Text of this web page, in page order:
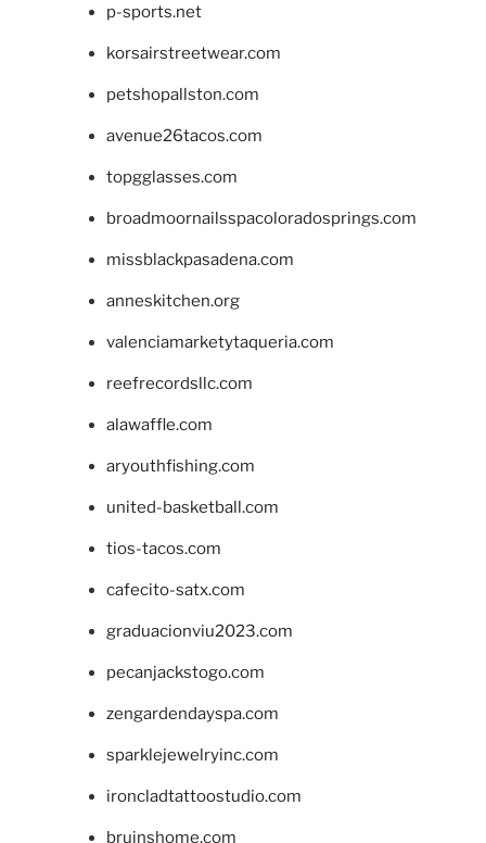
p-sports.net
korsairstreetwear.com
petshopallston.com
avenue26tacos.com
topgglasses.com
broadmoornailsspacoloradosprings.com
missblackpasadena.com
anneskitchen.org
valenciamarketytaqueria.com
reefrecordsllc.com
alawaffle.com
aryouthfishing.com
united-basketball.com
tios-tacos.com
cafecito-satx.com
graduacionviu2023.com
pecanjackstogo.com
zengardendayspa.com
sparklejewelryinc.com
ironcladtattoostudio.com
bruinshome.com